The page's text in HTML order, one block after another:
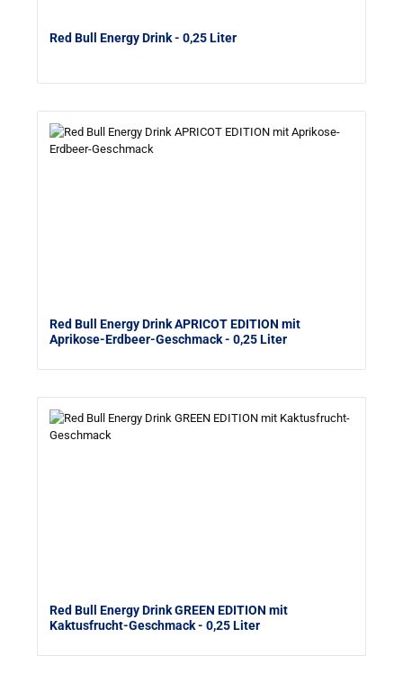
Red Bull Energy Drink- 0,25 Liter
Red Bull Energy Drink APRICOT EDITION mit
Aprikose-Erdbeer-Geschmack- 0,25 Liter
Red Bull Energy Drink GREEN EDITION mit
Kaktusfrucht-Geschmack- 0,25 Liter